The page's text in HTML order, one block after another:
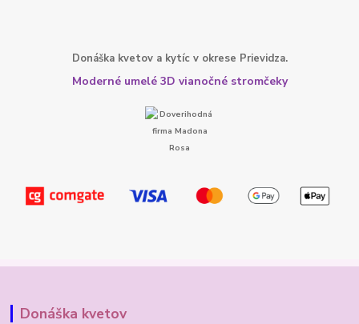
Donáška kvetov a kytíc v okrese Prievidza.
Moderné umelé 3D vianočné stromčeky
Donáška kvetov